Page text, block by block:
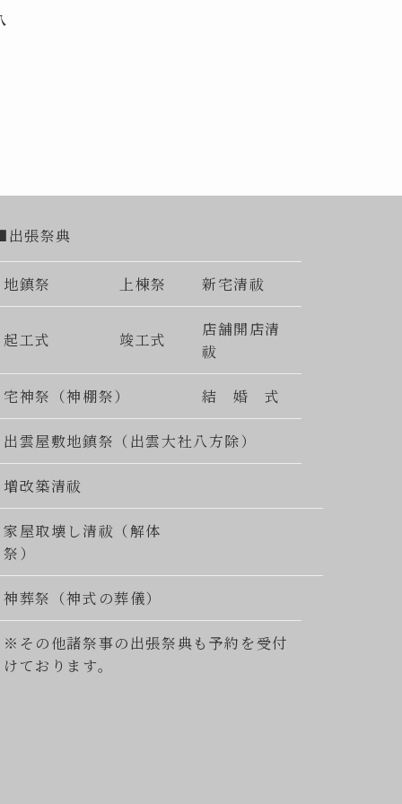
張祭典
地鎮祭 上棟祭 新宅清祓
起工式 竣工式
店舗開店清
祓
宅神祭（神棚祭） 結 婚 式
出雲屋敷地鎮祭（出雲大社八方除）
増改築清祓
家屋取壊し清祓（解体
祭）
神葬祭（神式の葬儀）
※その他諸祭事の出張祭典も予約を受付
けております。